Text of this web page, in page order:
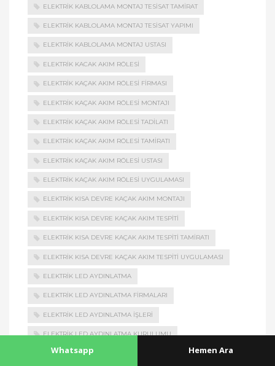
ELEKTRIK KABLOLAMA MONTAJ TESISAT TAMIRAT
ELEKTRIK KABLOLAMA MONTAJ TESISAT YAPIMI
ELEKTRIK KABLOLAMA MONTAJ USTASI
ELEKTRIK KACAK AKIM RÖLESI
ELEKTRIK KAÇAK AKIM RÖLESI FIRMASI
ELEKTRIK KAÇAK AKIM RÖLESI MONTAJI
ELEKTRIK KAÇAK AKIM RÖLESI TADILATI
ELEKTRIK KAÇAK AKIM RÖLESI TAMIRATI
ELEKTRIK KAÇAK AKIM RÖLESI USTASI
ELEKTRIK KAÇAK AKIM RÖLESI UYGULAMASI
ELEKTRIK KISA DEVRE KAÇAK AKIM MONTAJI
ELEKTRIK KISA DEVRE KAÇAK AKIM TESPITI
ELEKTRIK KISA DEVRE KAÇAK AKIM TESPITI TAMIRATI
ELEKTRIK KISA DEVRE KAÇAK AKIM TESPITI UYGULAMASI
ELEKTRIK LED AYDINLATMA
ELEKTRIK LED AYDINLATMA FIRMALARI
ELEKTRIK LED AYDINLATMA İŞLERI
ELEKTRIK LED AYDINLATMA KURULUMU
ELEKTRIK LED AYDINLATMA MONTAJI
Whatsapp Hemen Ara